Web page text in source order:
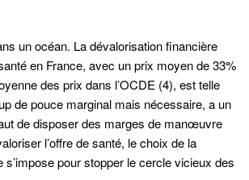
un océan. La dévalorisation financière
en France, avec un prix moyen de 33%
des prix dans l’OCDE (4), est telle
de pouce marginal mais nécessaire, a un
de disposer des marges de manœuvre
l’offre de santé, le choix de la
pour stopper le cercle vicieux des